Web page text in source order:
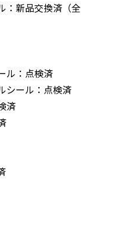
：新品交換済（全
ル：点検済
シール：点検済
済